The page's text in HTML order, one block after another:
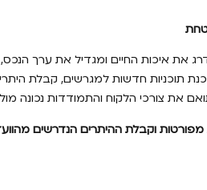
איכות החיים ומגדיל את ערך הנכס,
תוכניות חדשות למגרשים, קבלת היתרי
את צורכי הלקוח והתמודדות נכונה
מפורטות וקבלת ההיתרים הנדרשים